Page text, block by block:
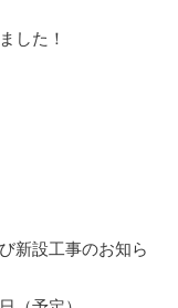
した！
新設工事のお知ら